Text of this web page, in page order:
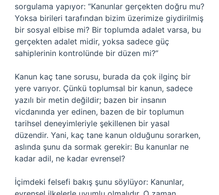
sorgulama yapıyor: “Kanunlar gerçekten doğru mu?
Yoksa birileri tarafından bizim üzerimize giydirilmiş
bir sosyal elbise mi? Bir toplumda adalet varsa, bu
gerçekten adalet midir, yoksa sadece güç
sahiplerinin kontrolünde bir düzen mi?”
Kanun kaç tane sorusu, burada da çok ilginç bir
yere varıyor. Çünkü toplumsal bir kanun, sadece
yazılı bir metin değildir; bazen bir insanın
vicdanında yer edinen, bazen de bir toplumun
tarihsel deneyimleriyle şekillenen bir yasal
düzendir. Yani, kaç tane kanun olduğunu sorarken,
aslında şunu da sormak gerekir: Bu kanunlar ne
kadar adil, ne kadar evrensel?
İçimdeki felsefi bakış şunu söylüyor: Kanunlar,